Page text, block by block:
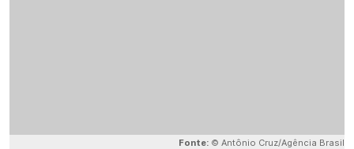
Fonte: © Antônio Cruz/Agência Brasil